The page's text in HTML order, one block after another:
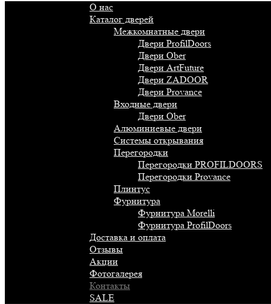
О нас
Каталог дверей
Межкомнатные двери
Двери ProfilDoors
Двери Ober
Двери ArtFuture
Двери ZADOOR
Двери Provance
Входные двери
Двери Ober
Алюминиевые двери
Системы открывания
Перегородки
Перегородки PROFILDOORS
Перегородки Provance
Плинтус
Фурнитура
Фурнитура Morelli
Фурнитура ProfilDoors
Доставка и оплата
Отзывы
Акции
Фотогалерея
Контакты
SALE